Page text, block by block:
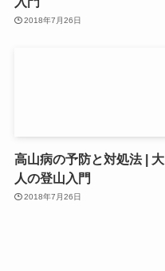
2018年7月26日
高山病の予防と対処法 | 大
人の登山入門
2018年7月26日